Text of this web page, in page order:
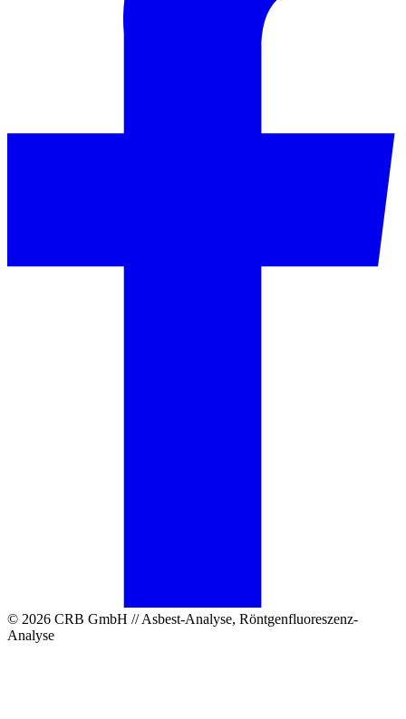
© 2026 CRB GmbH // Asbest-Analyse, Röntgenfluoreszenz-
Analyse